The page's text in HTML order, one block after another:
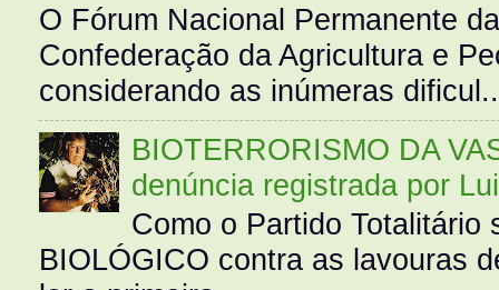
O Fórum Nacional Permanente
Confederação da Agricultura e
considerando as inúmeras
BIOTERRORISMO DA
denúncia registrada por
Como o Partido Totalitário
BIOLÓGICO contra as lavouras